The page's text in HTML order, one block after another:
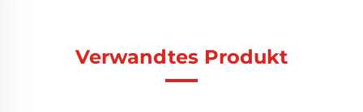
Verwandtes Produkt